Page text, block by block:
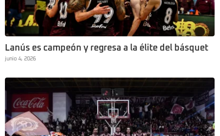
Lanús es campeón y regresa a la élite del básquet
junio 4, 2026